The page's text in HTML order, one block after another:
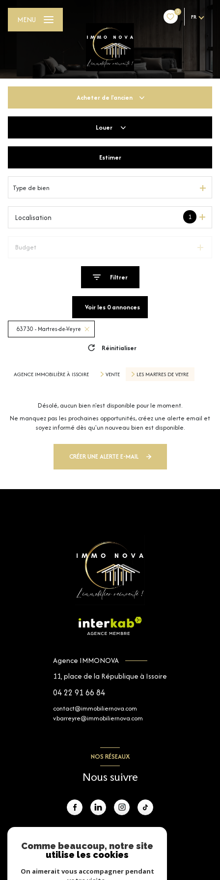
0
FR
MENU
Acheter de l'ancien
De l'immo pro
Louer
Estimer
Type de bien
1
Localisation
Budget
Filtrer
Voir les 0annonces
63730 - Martres-de-Veyre
Réinitialiser
AGENCE IMMOBILIÈRE À ISSOIRE VENTE LES MARTRES DE VEYRE
Désolé, aucun bien n'est disponible pour le moment.
Ne manquez pas les prochaines opportunités, créez une alerte email et
soyez informé dès qu'un nouveau bien est disponible.
CRÉER UNE ALERTE E-MAIL
Agence IMMONOVA
11, place de la République à Issoire
04 22 91 66 84
contact@immobiliernova.com
v.barreyre@immobiliernova.com
NOS RÉSEAUX
Nous suivre
ADHÉRENTS
Comme beaucoup, notre site
utilise les cookies
On aimerait vous accompagner pendant